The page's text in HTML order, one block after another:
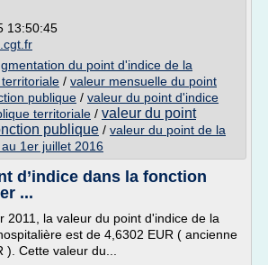
13:50:45
du point d'indice de la
/ valeur mensuelle du point
publique / valeur du point d'indice
territoriale / valeur du point
publique / valeur du point de la
1er juillet 2016
d’indice dans la fonction
...
2011, la valeur du point d'indice de la
est de 4,6302 EUR ( ancienne
Cette valeur du...